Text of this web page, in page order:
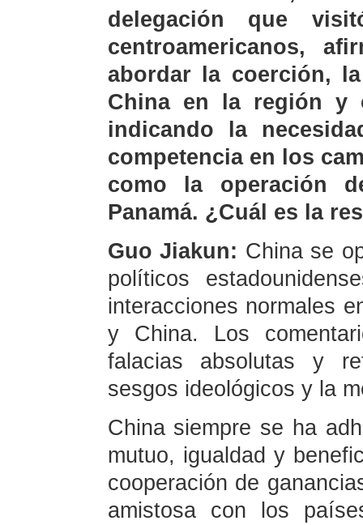
delegación que
centroamericanos,
abordar la coerción,
China en la región y
indicando la
competencia en los
como la operación
Panamá. ¿Cuál es la
Guo Jiakun: China se
políticos
interacciones normales
y China. Los
falacias absolutas y
sesgos ideológicos y la
China siempre se ha
mutuo, igualdad y
cooperación de
amistosa con los